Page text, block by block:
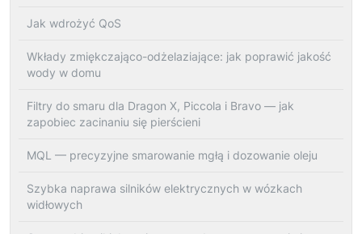
Jak wdrożyć QoS
Wkłady zmiękczająco-odżelaziające: jak poprawić jakość
wody w domu
Filtry do smaru dla Dragon X, Piccola i Bravo — jak
zapobiec zacinaniu się pierścieni
MQL — precyzyjne smarowanie mgłą i dozowanie oleju
Szybka naprawa silników elektrycznych w wózkach
widłowych